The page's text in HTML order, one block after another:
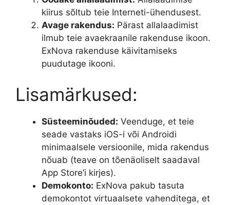
kiirus sõltub teie Interneti-ühendusest.
Avage rakendus: Pärast allalaadimist
ilmub teie avaekraanile rakenduse ikoon.
ExNova rakenduse käivitamiseks
puudutage ikooni.
Lisamärkused:
Süsteeminõuded: Veenduge, et teie
seade vastaks iOS-i või Androidi
minimaalsele versioonile, mida rakendus
nõuab (teave on tõenäoliselt saadaval
App Store’i kirjes).
Demokonto: ExNova pakub tasuta
demokontot virtuaalsete vahenditega, et